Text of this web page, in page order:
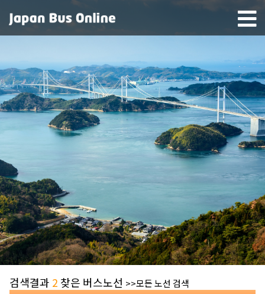
검색결과 2 찾은 버스노선 >>모든 노선 검색